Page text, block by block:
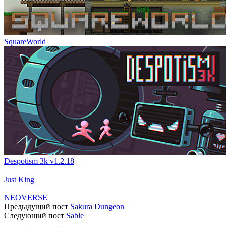
SquareWorld
Despotism 3k v1.2.18
Just King
NEOVERSE
Предыдущий пост Sakura Dungeon
Следующий пост Sable